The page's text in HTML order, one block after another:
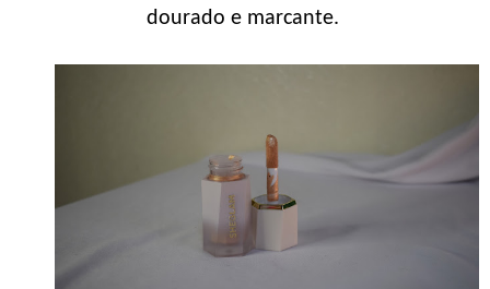
dourado e marcante.